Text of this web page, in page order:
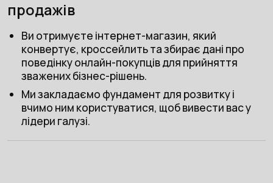
продажів
Ви отримуєте інтернет-магазин, який
конвертує, кроссейлить та збирає дані про
поведінку онлайн-покупців для прийняття
зважених бізнес-рішень.
Ми закладаємо фундамент для розвитку і
вчимо ним користуватися, щоб вивести вас у
лідери галузі.